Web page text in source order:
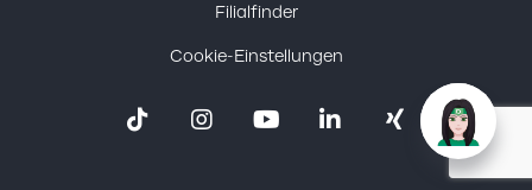
Filialfinder
Cookie-Einstellungen
TiktokInstagram
YoutubeLinkedinXing